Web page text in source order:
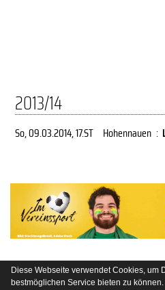
2013/14
So, 09.03.2014, 17.ST Hohennauen :
Diese Webseite verwendet Cookies, um
bestmöglichen Service bieten zu